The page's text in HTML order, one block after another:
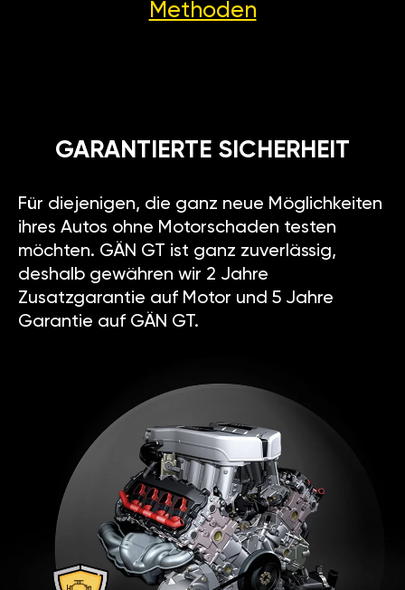
Methoden
GARANTIERTE SICHERHEIT
Für diejenigen, die ganz neue Möglichkeiten
ihres Autos ohne Motorschaden testen
möchten. GÄN GT ist ganz zuverlässig,
deshalb gewähren wir 2 Jahre
Zusatzgarantie auf Motor und 5 Jahre
Garantie auf GÄN GT.